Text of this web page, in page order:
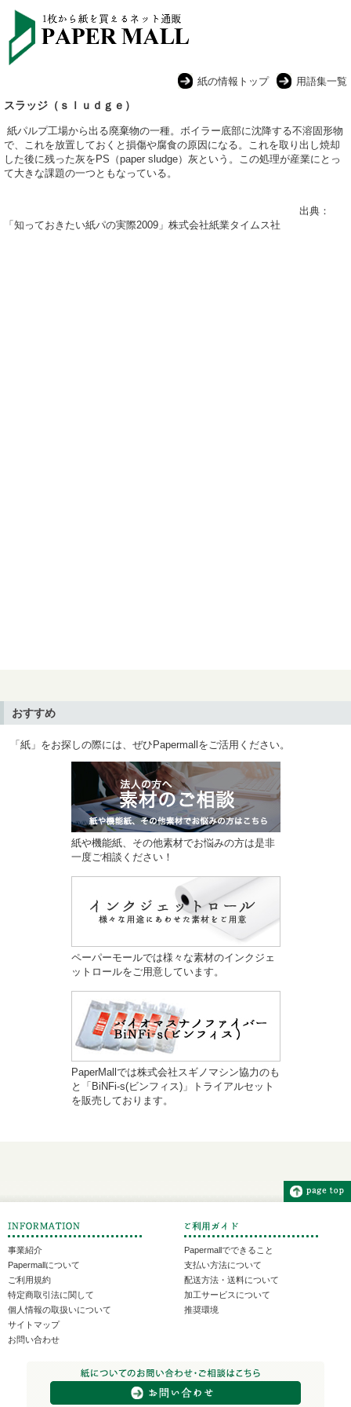
紙の情報トップ 用語集一覧
スラッジ（ｓｌｕｄｇｅ）
紙パルプ工場から出る廃棄物の一種。ボイラー底部に沈降する不溶固形物
で、これを放置しておくと損傷や腐食の原因になる。これを取り出し焼却
した後に残った灰をPS（paper sludge）灰という。この処理が産業にとっ
て大きな課題の一つともなっている。
出典：
「知っておきたい紙パの実際2009」株式会社紙業タイムス社
おすすめ
「紙」をお探しの際には、ぜひPapermallをご活用ください。
紙や機能紙、その他素材でお悩みの方は是非
一度ご相談ください！
ペーパーモールでは様々な素材のインクジェ
ットロールをご用意しています。
PaperMallでは株式会社スギノマシン協力のも
と「BiNFi-s(ビンフィス)」トライアルセット
を販売しております。
事業紹介
Papermallについて
ご利用規約
特定商取引法に関して
個人情報の取扱いについて
サイトマップ
お問い合わせ
Papermallでできること
支払い方法について
配送方法・送料について
加工サービスについて
推奨環境